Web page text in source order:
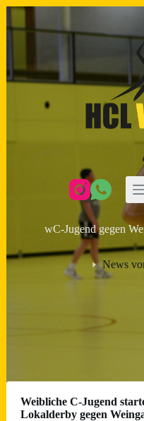
Zum
Inhalt
wC-Jugend gegen
News
Weibliche C-Jugend
Lokalderby gegen